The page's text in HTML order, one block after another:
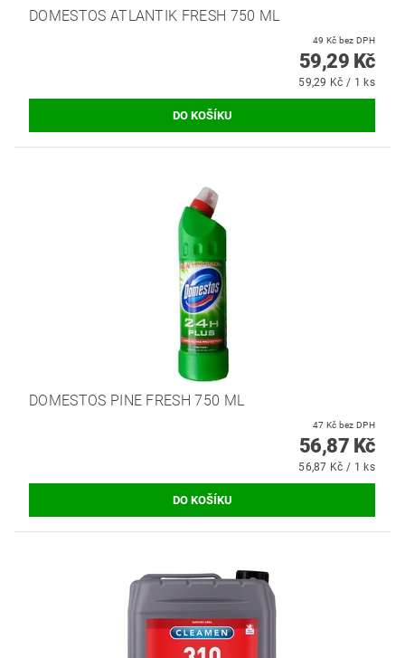
DOMESTOS ATLANTIK FRESH 750 ML
49 Kč bez DPH
59,29 Kč
59,29 Kč / 1 ks
DOMESTOS PINE FRESH 750 ML
47 Kč bez DPH
56,87 Kč
56,87 Kč / 1 ks